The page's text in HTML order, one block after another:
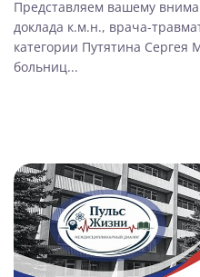
Представляем вашему
доклада к.м.н., врача-
категории Путятина Сергея
больниц...